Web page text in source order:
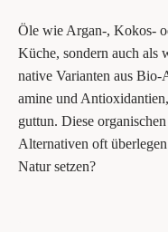
Öle wie Argan‑, Kokos-
Küche, son­dern auch als
nati­ve Vari­an­ten aus
ami­ne und
gut­tun. Die­se
Alter­na­ti­ven oft
Natur setzen?